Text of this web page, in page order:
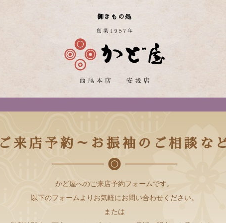
御きもの処
ご来店予約～お振袖のご相談な
かど屋へのご来店予約フォームです。
以下のフォームよりお気軽にお問い合わせください。
または